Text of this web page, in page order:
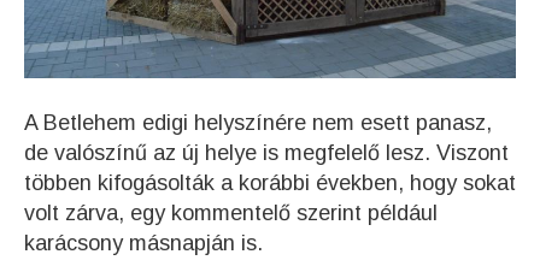
A Betlehem edigi helyszínére nem esett panasz,
de valószínű az új helye is megfelelő lesz. Viszont
többen kifogásolták a korábbi években, hogy sokat
volt zárva, egy kommentelő szerint például
karácsony másnapján is.